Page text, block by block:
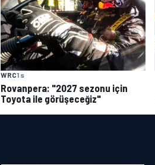
WRC1 s
Rovanpera: "2027 sezonu için
Toyota ile görüşeceğiz"